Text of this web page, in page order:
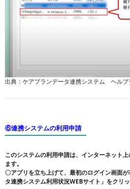
出典：ケアプランデータ連携システム ヘルプ
⑥連携システムの利用申請
このシステムの利用申請は、インターネット
ます。
〇アプリを立ち上げて、最初のログイン画面
タ連携システム利用状況WEBサイト」をクリ